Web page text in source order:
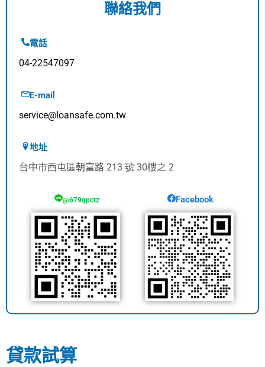
聯絡我們
電話
04-22547097
E-mail
service@loansafe.com.tw
地址
台中市西屯區朝富路 213 號 30樓之 2
@679qpctz Facebook
貸款試算